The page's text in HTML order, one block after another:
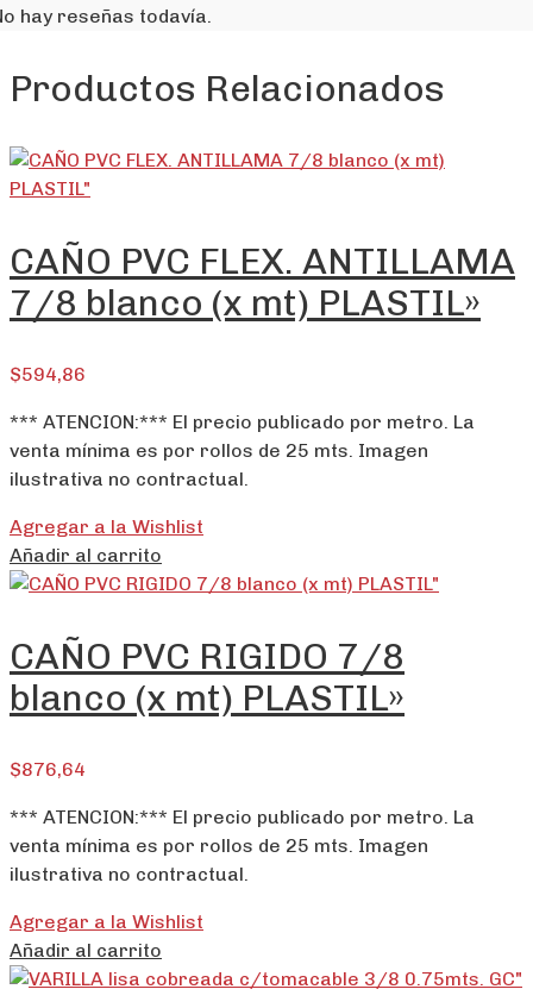
hay reseñas todavía.
Productos Relacionados
CAÑO PVC FLEX. ANTILLAMA
7/8 blanco (x mt) PLASTIL»
$594,86
*** ATENCION:*** El precio publicado por metro. La
venta mínima es por rollos de 25 mts. Imagen
ilustrativa no contractual.
Agregar a la Wishlist
Añadir al carrito
CAÑO PVC RIGIDO 7/8
blanco (x mt) PLASTIL»
$876,64
*** ATENCION:*** El precio publicado por metro. La
venta mínima es por rollos de 25 mts. Imagen
ilustrativa no contractual.
Agregar a la Wishlist
Añadir al carrito